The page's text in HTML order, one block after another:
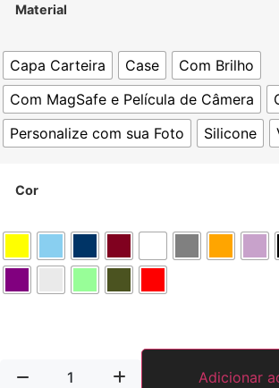
Material
Capa Carteira Case
Com Brilho
Com MagSafe e Película de Câmera
Personalize com sua Foto
Silicone
Cor
Adicionar